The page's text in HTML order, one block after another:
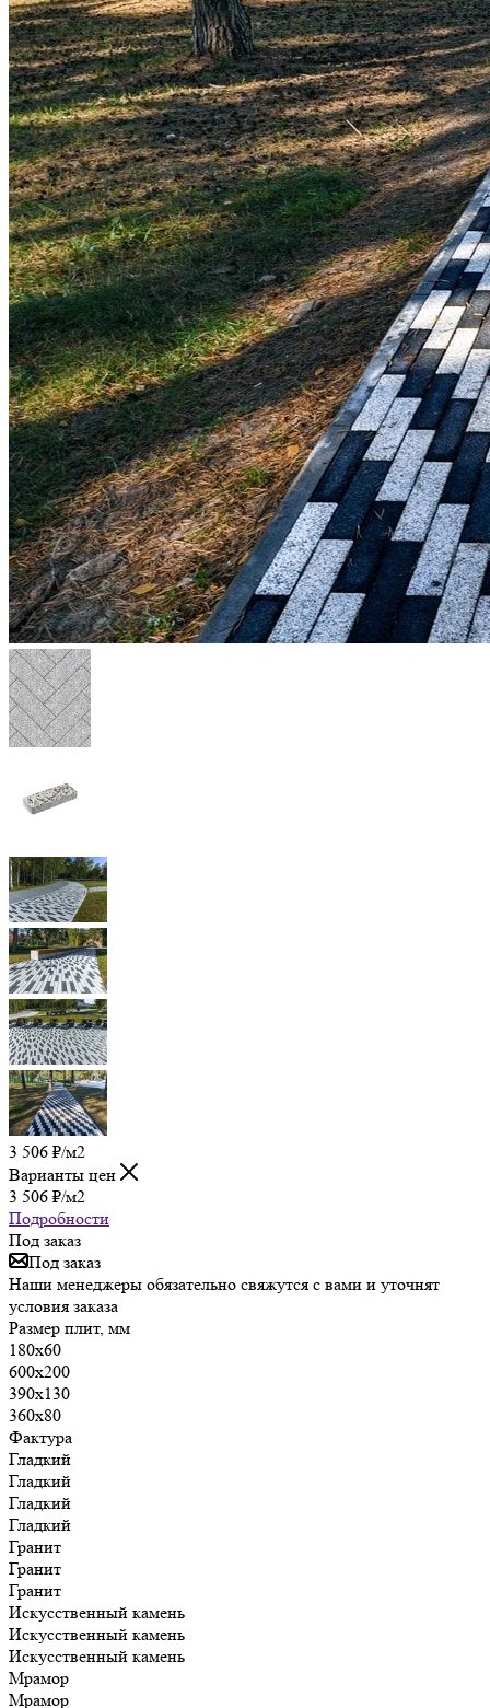
3 506 ₽/м2
Варианты цен
3 506 ₽/м2
Подробности
Под заказ
Под заказ
Наши менеджеры обязательно свяжутся с вами и уточнят
условия заказа
Размер плит, мм
180х60
600х200
390х130
360х80
Фактура
Гладкий
Гладкий
Гладкий
Гладкий
Гранит
Гранит
Гранит
Искусственный камень
Искусственный камень
Искусственный камень
Мрамор
Мрамор